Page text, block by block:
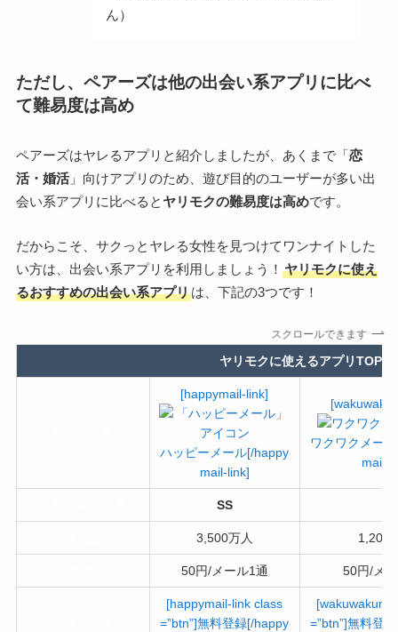
ん）
ただし、ペアーズは他の出会い系アプリに比べ
て難易度は高め
ペアーズはヤレるアプリと紹介しましたが、あくまで「恋
活・婚活」向けアプリのため、遊び目的のユーザーが多い出
会い系アプリに比べると ヤリモクの難易度は高めです。
だからこそ、サクっとヤレる女性を見つけてワンナイトした
い方は、出会い系アプリを利用しましょう！ ヤリモクに使え
るおすすめの出会い系アプリは、下記の3つです！
スクロールできます
ヤリモクに使えるアプリTOP3
[happymail-link]
ハッピーメール[/happy
mail-link]
ワクワクメー
mail-
SS
3,500万人 1,200
50円/メール1通 50円/メ
[happymail-link class
=”btn”]無料登録[/happy
=”btn”]無料登